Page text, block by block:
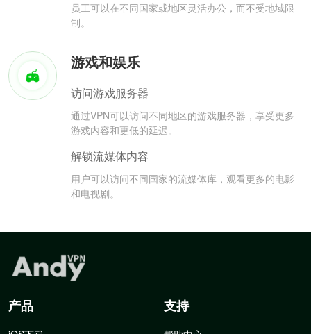
员工可以在不同国家或地区灵活办公，而不受地域限
制。
游戏和娱乐
访问游戏服务器
通过VPN可以访问不同地区的游戏服务器，享受更多
游戏内容和更低的延迟。
解锁流媒体内容
用户可以访问不同国家的流媒体库，观看更多的电影
和电视剧。
产品 支持